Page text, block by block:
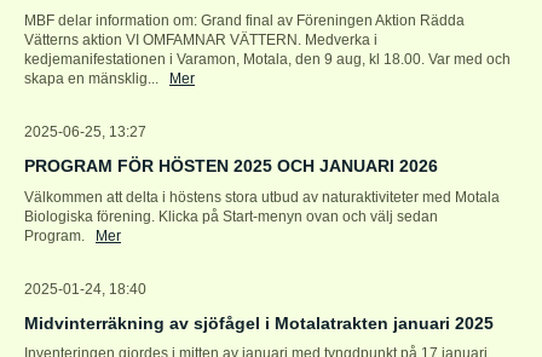
MBF delar information om: Grand final av Föreningen Aktion Rädda
Vätterns aktion VI OMFAMNAR VÄTTERN. Medverka i
kedjemanifestationen i Varamon, Motala, den 9 aug, kl 18.00. Var med och
skapa en mänsklig... Mer
2025-06-25, 13:27
PROGRAM FÖR HÖSTEN 2025 OCH JANUARI 2026
Välkommen att delta i höstens stora utbud av naturaktiviteter med Motala
Biologiska förening. Klicka på Start-menyn ovan och välj sedan
Program. Mer
2025-01-24, 18:40
Midvinterräkning av sjöfågel i Motalatrakten januari 2025